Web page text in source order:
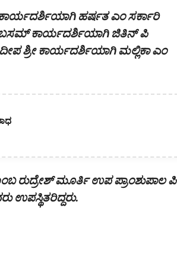
ಕಾರ್ಯದರ್ಶಿಯಾಗಿ ಹರ್ಷತ ಎಂ ಸರ್ಕಾರಿ
ಕಾರ್ಯದರ್ಶಿಯಾಗಿ ಜಿತಿನ್ ಪಿ
ಶ್ರೀ ಕಾರ್ಯದರ್ಶಿಯಾಗಿ ಮಲ್ಲಿಕಾ ಎಂ
ರುದ್ರೇಶ್ ಮೂರ್ತಿ ಉಪ ಪ್ರಾಂಶುಪಾಲ ಪಿ
ಉಪಸ್ಥಿತರಿದ್ದರು.